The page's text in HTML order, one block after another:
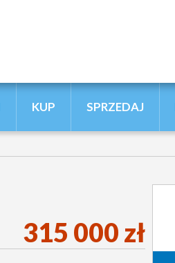
KUP SPRZEDAJ
315 000 zł